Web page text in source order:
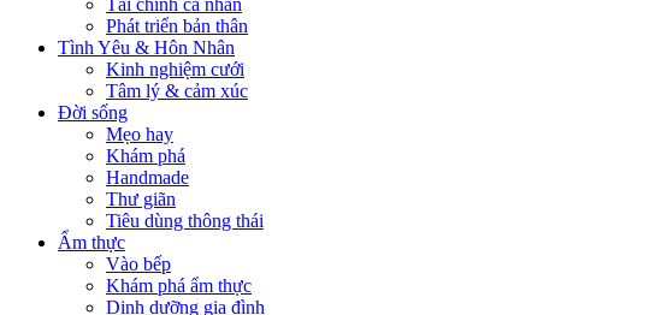
Tài chính cá nhân
Phát triển bản thân
Tình Yêu & Hôn Nhân
Kinh nghiệm cưới
Tâm lý & cảm xúc
Đời sống
Mẹo hay
Khám phá
Handmade
Thư giãn
Tiêu dùng thông thái
Ẩm thực
Vào bếp
Khám phá ẩm thực
Dinh dưỡng gia đình